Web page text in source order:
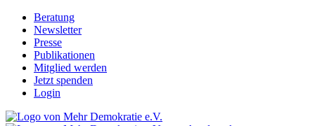
Beratung
Newsletter
Presse
Publikationen
Mitglied werden
Jetzt spenden
Login